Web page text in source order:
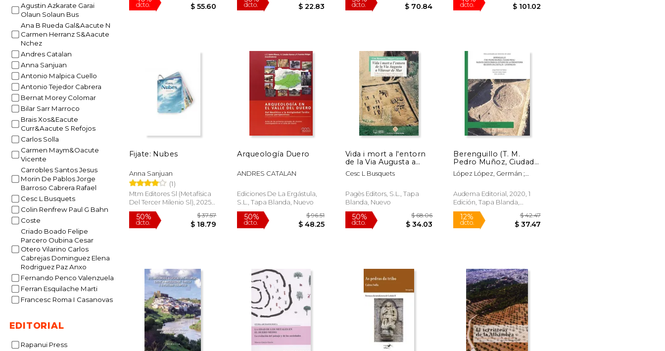
Agustin Azkarate Garai
Olaun Solaun Bus
Ana B Rueda Gal&Aacute N
Carmen Herranz S&Aacute
Nchez
Andres Catalan
Anna Sanjuan
Antonio Malpica Cuello
Antonio Tejedor Cabrera
Bernat Morey Colomar
Bilar Sarr Marroco
Brais Xos&Eacute
Curr&Aacute S Refojos
Carlos Solla
Carmen Maym&Oacute
Vicente
Carrobles Santos Jesus
Morin De Pablos Jorge
Barroso Cabrera Rafael
Cesc L Busquets
Colin Renfrew Paul G Bahn
Coste
Criado Boado Felipe
Parcero Oubina Cesar
Otero Vilarino Carlos
Cabrejas Dominguez Elena
Rodriguez Paz Anxo
Fernando Penco Valenzuela
Ferran Esquilache Marti
Francesc Roma I Casanovas
EDITORIAL
Rapanui Press
$ 22.83 $ 70.84
Fijate: Nubes
Anna Sanjuan
(1)
Mtm Editores Sl (Metafísica
Del Tercer Milenio Sl), 2025, 1
Edición, Tapa Blanda,
Nuevo
50%
dcto.
Arqueología Duero
ANDRES CATALAN
Ediciones De La Ergástula,
S.L., Tapa Blanda, Nuevo
50%
dcto.
Vida i mort a l'entorn
de la Via Augusta a
Vilassar de Mar
(Impremta)
Cesc L Busquets
Pagès Editors, S.L., Tapa
Blanda, Nuevo
dcto.
$ 68.06
$ 34.03
Berenguillo (T. M.
Pedro Muñoz, Ciudad
Real)Nuevos Datos
Para el Estudio de la
en Castilla - la Mancha
López López, Germán ;
Audema Editorial, 2020, 1
Edición, Tapa Blanda,
Nuevo
12%
dcto.